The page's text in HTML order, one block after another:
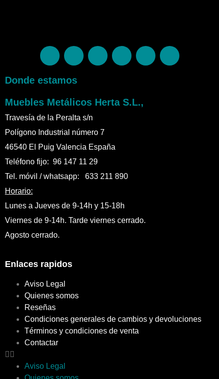
Donde estamos
Muebles Metálicos Herta S.L.,
Travesía de la Peralta s/n
Polígono Industrial número 7
46540 El Puig Valencia España
Teléfono fijo: 96 147 11 29
Tel. móvil / whatsapp: 633 211 890
Horario:
Lunes a Jueves de 9-14h y 15-18h
Viernes de 9-14h. Tarde viernes cerrado.
Agosto cerrado.
Enlaces rapidos
Aviso Legal
Quienes somos
Reseñas
Condiciones generales de cambios y devoluciones
Términos y condiciones de venta
Contactar
Aviso Legal